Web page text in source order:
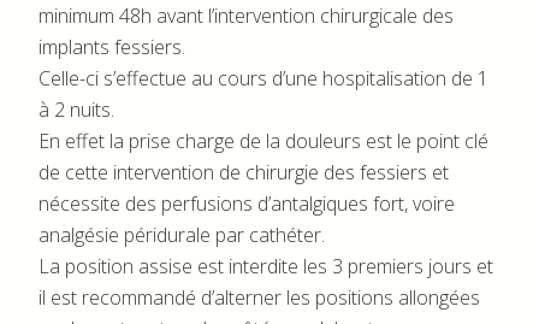
minimum 48h avant l’intervention chirurgicale des
implants fessiers.
Celle-ci s’effectue au cours d’une hospitalisation de 1
à 2 nuits.
En effet la prise charge de la douleurs est le point clé
de cette intervention de chirurgie des fessiers et
nécessite des perfusions d’antalgiques fort, voire
analgésie péridurale par cathéter.
La position assise est interdite les 3 premiers jours et
il est recommandé d’alterner les positions allongées